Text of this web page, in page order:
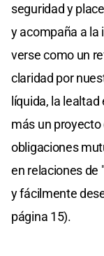
seguridad y
y acompaña a la
verse como un
claridad por
líquida, la
más un
obligaciones
en relaciones de
y fácilmente
página 15).